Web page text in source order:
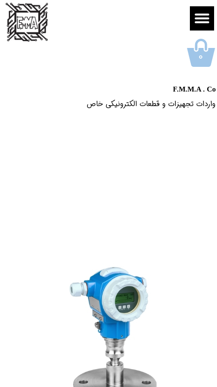
F.M.M.A . Co
واردات تجهیزات و قطعات الکترونیکى خاص​​​​​​​
۰